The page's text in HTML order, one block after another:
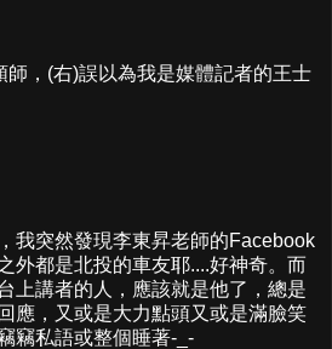
師，(右)誤以為我是媒體記者的王士
，我突然發現李東昇老師的Facebook
外都是北投的車友耶....好神奇。而
上講者的人，應該就是他了，總是
應，又或是大力點頭又或是滿臉笑
竊私語或整個睡著-_-